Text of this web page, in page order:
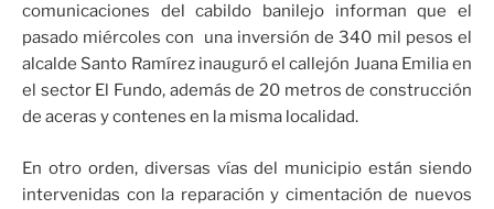
comunicaciones del cabildo banilejo informan que el
pasado miércoles con una inversión de 340 mil pesos el
alcalde Santo Ramírez inauguró el callejón Juana Emilia en
el sector El Fundo, además de 20 metros de construcción
de aceras y contenes en la misma localidad.
En otro orden, diversas vías del municipio están siendo
intervenidas con la reparación y cimentación de nuevos